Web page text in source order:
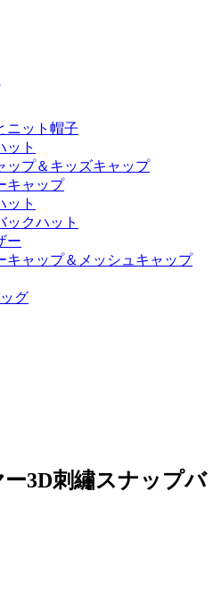
ニット帽子
ット
ップ＆キッズキャップ
キャップ
ット
ックハット
ー
キャップ＆メッシュキャップ
グ
3D刺繡スナップバ